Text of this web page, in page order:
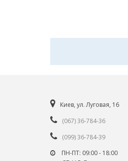
Киев, ул. Луговая, 16
(067) 36-784-36
(099) 36-784-39
ПН-ПТ: 09:00 - 18:00